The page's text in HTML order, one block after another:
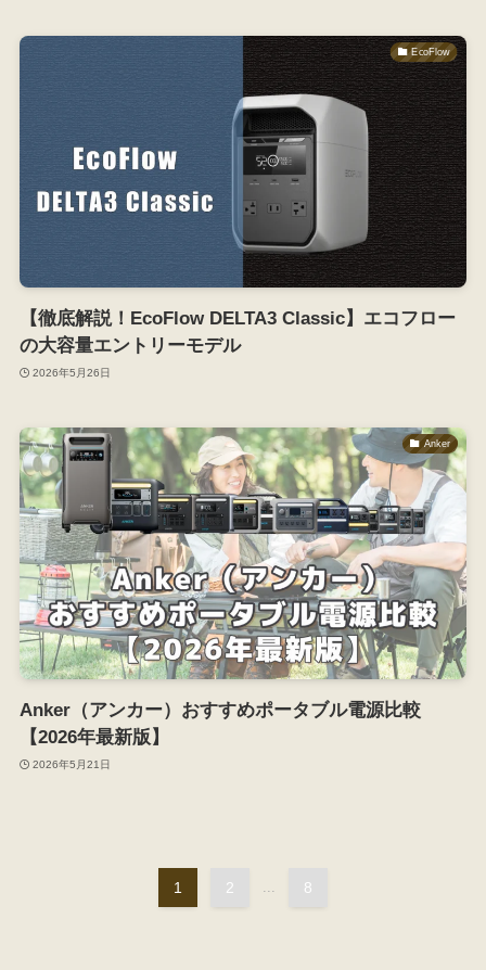
EcoFlow
【徹底解説！EcoFlow DELTA3 Classic】エコフロー
の大容量エントリーモデル
2026年5月26日
Anker
Anker（アンカー）おすすめポータブル電源比較
【2026年最新版】
2026年5月21日
1 2 ... 8